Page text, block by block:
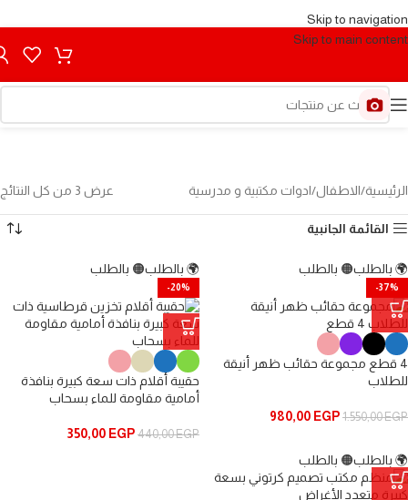
Skip to navigation
Skip to main content
الرئيسية الاطفال ادوات مكتبية و مدرسية عرض ⁦3⁩ من كل النتائج
القائمة الجانبية
🌍 بالطلب🟠 بالطلب
-37%
4 قطع مجموعة حقائب ظهر أنيقة
للطلاب
1.550,00EGP
980,00 EGP
🌍 بالطلب🟠 بالطلب
-20%
حقيبة أقلام ذات سعة كبيرة بنافذة
أمامية مقاومة للماء بسحاب
440,00EGP
350,00 EGP
🌍 بالطلب🟠 بالطلب